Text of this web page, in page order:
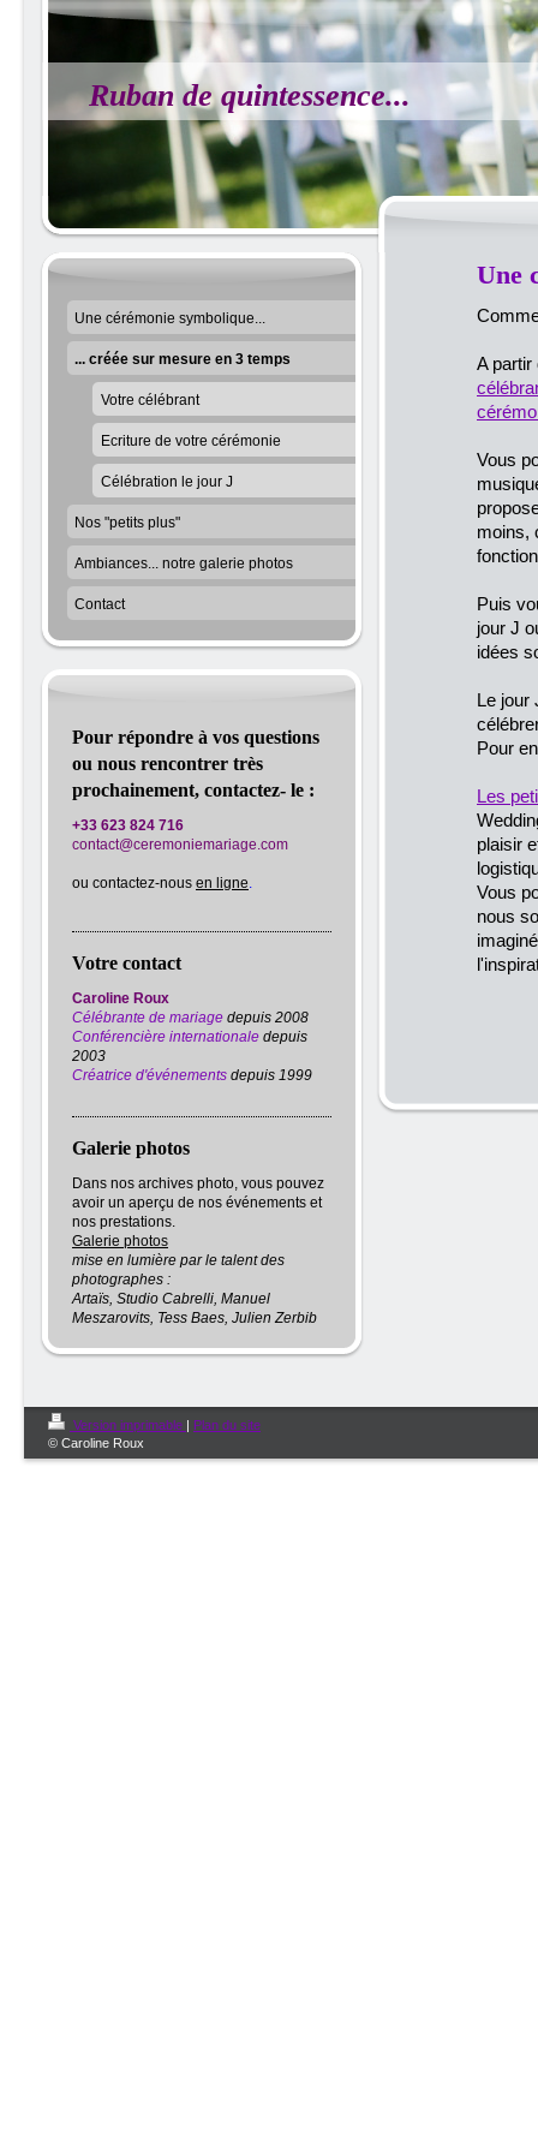
Ruban de quintessence...
Une
A
Vous
moins,
Puis
jour J
idées
Le jour
Pour
Les
plaisir
Vous
nous
Une cérémonie symbolique...
... créée sur mesure en 3 temps
Votre célébrant
Ecriture de votre cérémonie
Célébration le jour J
Nos "petits plus"
Ambiances... notre galerie photos
Contact
Pour répondre à vos questions
ou nous rencontrer très
prochainement, contactez- le :
+33 623 824 716
contact@ceremoniemariage.com
ou contactez-nous en ligne.
Votre contact
Caroline Roux
Célébrante de mariage depuis 2008
Conférencière internationale depuis
2003
Créatrice d'événements depuis 1999
Galerie photos
Dans nos archives photo, vous pouvez
avoir un aperçu de nos événements et
nos prestations.
Galerie photos
mise en lumière par le talent des
photographes :
Artaïs, Studio Cabrelli, Manuel
Meszarovits, Tess Baes, Julien Zerbib
Version imprimable | Plan du site
© Caroline Roux